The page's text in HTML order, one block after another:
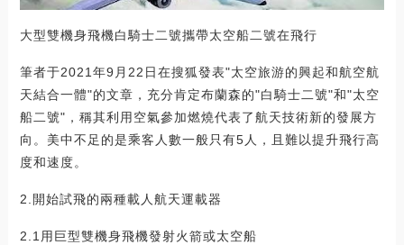
大型雙機身飛機白騎士二號攜帶太空船二號在飛行
筆者于2021年9月22日在搜狐發表"太空旅游的興起和航空航
天結合一體"的文章，充分肯定布蘭森的"白騎士二號"和"太空
船二號"，稱其利用空氣參加燃燒代表了航天技術新的發展方
向。美中不足的是乘客人數一般只有5人，且難以提升飛行高
度和速度。
2.開始試飛的兩種載人航天運載器
2.1用巨型雙機身飛機發射火箭或太空船